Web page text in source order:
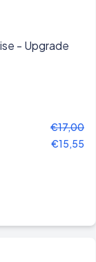
- Upgrade
€17,00
€15,55